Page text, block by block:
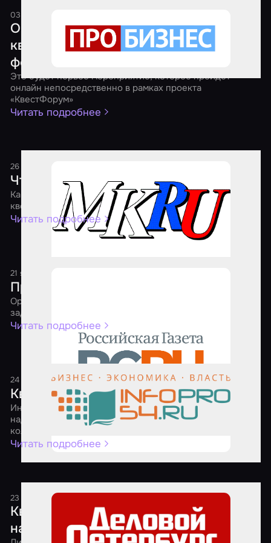
03 апреля 2021
Онлайн-форум представителей рынка
квест-индустрии в Приволжском
федеральном округе
Это будет первое мероприятие, которое пройдет
онлайн непосредственно в рамках проекта
«КвестФорум»
Читать подробнее
26 января 2021
Что происходит с квестами?
Как пандемия дала игрокам дополнительные эмоции, а
квест-бизнесу – новые возможности
Читать подробнее
21 января 2021
Приключения квеструмов
Организаторам игр пришлось самим решать сложные
задачи, чтобы выжить в 2020 году
Читать подробнее
24 апреля 2020 1 минута
Квест-мейкеры ищут выход
Индустрия квестов вошла в режим самоконсервации. И
надеется выйти из него к осени – оздоровленной и без
коллег-маргиналов
Читать подробнее
23 апреля 2020
Квест на выбывание: игровые комнаты
начали уходить с рынка развлечений